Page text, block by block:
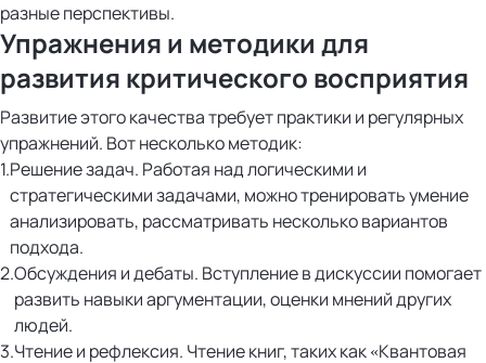
разные перспективы.
Упражнения и методики для
развития критического восприятия
Развитие этого качества требует практики и регулярных
упражнений. Вот несколько методик:
Решение задач. Работая над логическими и
стратегическими задачами, можно тренировать умение
анализировать, рассматривать несколько вариантов
подхода.
Обсуждения и дебаты. Вступление в дискуссии помогает
развить навыки аргументации, оценки мнений других
людей.
Чтение и рефлексия. Чтение книг, таких как «Квантовая